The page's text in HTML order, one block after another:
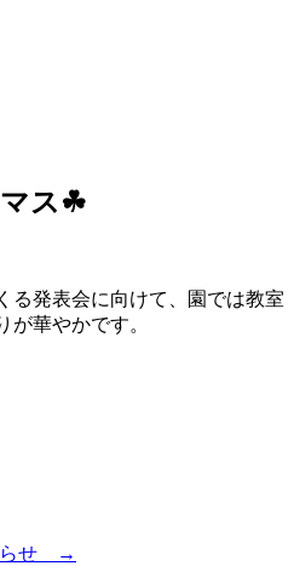
ス☘
る発表会に向けて、園では教室
が華やかです。
らせ
→